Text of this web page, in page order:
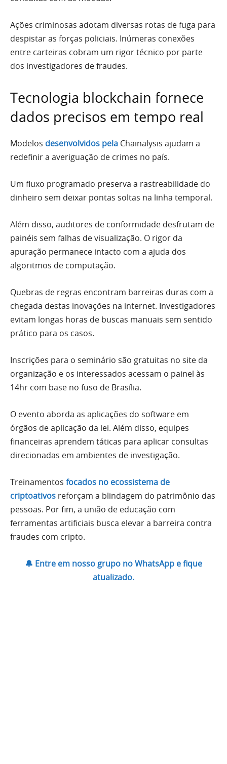
Ações criminosas adotam diversas rotas de fuga para
despistar as forças policiais. Inúmeras conexões
entre carteiras cobram um rigor técnico por parte
dos investigadores de fraudes.
Tecnologia blockchain fornece
dados precisos em tempo real
Modelos desenvolvidos pela Chainalysis ajudam a
redefinir a averiguação de crimes no país.
Um fluxo programado preserva a rastreabilidade do
dinheiro sem deixar pontas soltas na linha temporal.
Além disso, auditores de conformidade desfrutam de
painéis sem falhas de visualização. O rigor da
apuração permanece intacto com a ajuda dos
algoritmos de computação.
Quebras de regras encontram barreiras duras com a
chegada destas inovações na internet. Investigadores
evitam longas horas de buscas manuais sem sentido
prático para os casos.
Inscrições para o seminário são gratuitas no site da
organização e os interessados acessam o painel às
14hr com base no fuso de Brasília.
O evento aborda as aplicações do software em
órgãos de aplicação da lei. Além disso, equipes
financeiras aprendem táticas para aplicar consultas
direcionadas em ambientes de investigação.
Treinamentos focados no ecossistema de
criptoativos reforçam a blindagem do patrimônio das
pessoas. Por fim, a união de educação com
ferramentas artificiais busca elevar a barreira contra
fraudes com cripto.
🔔 Entre em nosso grupo no WhatsApp e fique
atualizado.